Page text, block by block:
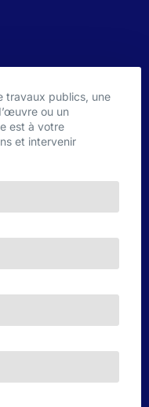
travaux publics, une
ou un
est à votre
et intervenir